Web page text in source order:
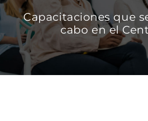
CONTACTO
MI CUENTA
Capacitaciones que
cabo en el